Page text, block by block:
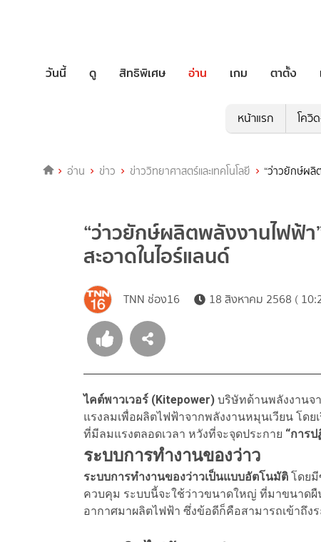
วันนี้ ดู สิทธิพิเศษ อ่าน เกม ตาตั้ง
หน้าแรก โควิ
อ่าน ข่าว ข่าววิทยาศาสตร์และเทคโนโลยี “ว่าวยักษ์ผลิ
“ว่าวยักษ์ผลิตพลังงานไฟฟ้
สะอาดในไอร์แลนด์
TNN ช่อง16 18 สิงหาคม 2568 (
ไคต์พาวเวอร์ (Kitepower) บริษัทด้านพลังงานจ
แรงลมเพื่อผลิตไฟฟ้าจากพลังงานหมุนเวียน โด
ที่มีลมแรงตลอดเวลา หวังที่จะจุดประกาย “การป
ระบบการทำงานของว่าว
ระบบการทำงานของว่าวเป็นแบบอัตโนมัติ โดย
ควบคุม ระบบนี้จะใช้ว่าวขนาดใหญ่ ที่มาขนาดผื
อากาศมาผลิตไฟฟ้า ซึ่งข้อดีก็คือสามารถเข้าถึง